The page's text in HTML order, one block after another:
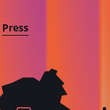
Press